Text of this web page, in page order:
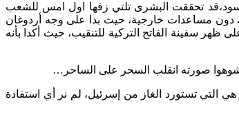
في المياه التركية للبحر الأسود،قد تحققت البشرى تلتي زفها اول امس للشعب
دون مساعدات خارجية، حيث بدا على وجه أردوغان
ظهر سفينة الفاتح التركية للتنقيب، حيث أكدا بأنه
شوهوا صورته انقلب السحر على الساحر…
تستورد الغاز من إسرئيل، لم نر أي استفادة